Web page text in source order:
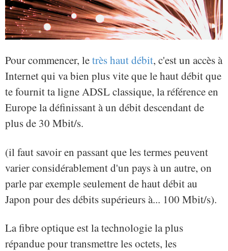
Pour commencer, letrès haut débit, c'est un accès à
Internet qui va bien plus vite que le haut débit que
te fournit ta ligne ADSL classique, la référence en
Europe la définissant à un débit descendant de
plus de 30 Mbit/s.
(il faut savoir en passant que les termes peuvent
varier considérablement d'un pays à un autre, on
parle par exemple seulement de haut débit au
Japon pour des débits supérieurs à... 100 Mbit/s).
La fibre optique est la technologie la plus
répandue pour transmettre les octets, les